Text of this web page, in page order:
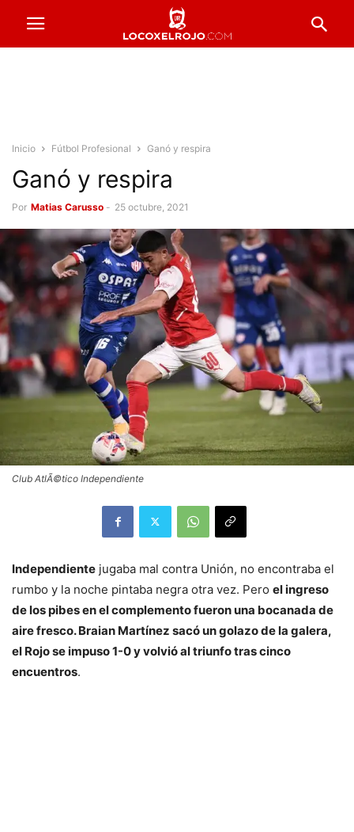
Inicio Fútbol Profesional Ganó y respira
Ganó y respira
Por Matias Carusso - 25 octubre, 2021
Club AtlÃ©tico Independiente
Independiente jugaba mal contra Unión, no encontraba el
rumbo y la noche pintaba negra otra vez. Pero el ingreso
de los pibes en el complemento fueron una bocanada de
aire fresco. Braian Martínez sacó un golazo de la galera,
el Rojo se impuso 1-0 y volvió al triunfo tras cinco
encuentros.